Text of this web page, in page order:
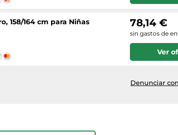
158/164 cm para Niñas 78,14 €
sin gastos de
Ver
Denunciar